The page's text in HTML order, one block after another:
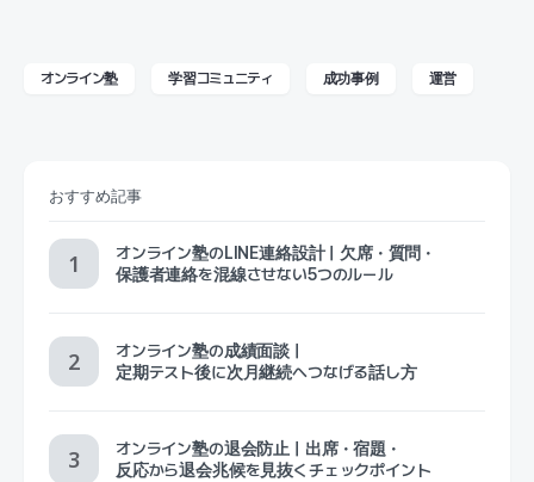
オンライン塾 学習コミュニティ 成功事例 運営
おすすめ記事
オンライン塾のLINE連絡設計｜欠席・質問・
保護者連絡を混線させない5つのルール
オンライン塾の成績面談｜
定期テスト後に次月継続へつなげる話し方
オンライン塾の退会防止｜出席・宿題・
反応から退会兆候を見抜くチェックポイント